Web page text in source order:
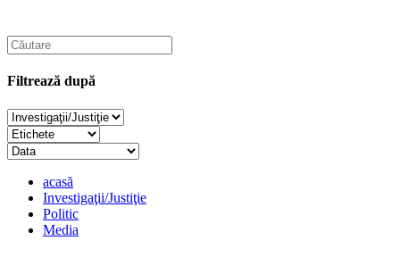
Filtrează după
acasă
Investigaţii/Justiţie
Politic
Media